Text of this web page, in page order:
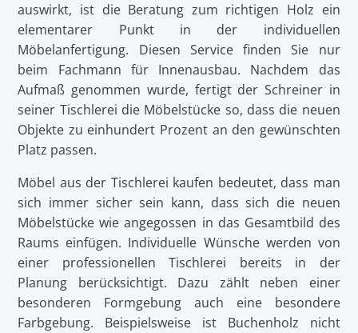
auswirkt, ist die Beratung zum richtigen Holz ein
elementarer Punkt in der individuellen
Möbelanfertigung. Diesen Service finden Sie nur
beim Fachmann für Innenausbau. Nachdem das
Aufmaß genommen wurde, fertigt der Schreiner in
seiner Tischlerei die Möbelstücke so, dass die neuen
Objekte zu einhundert Prozent an den gewünschten
Platz passen.
Möbel aus der Tischlerei kaufen bedeutet, dass man
sich immer sicher sein kann, dass sich die neuen
Möbelstücke wie angegossen in das Gesamtbild des
Raums einfügen. Individuelle Wünsche werden von
einer professionellen Tischlerei bereits in der
Planung berücksichtigt. Dazu zählt neben einer
besonderen Formgebung auch eine besondere
Farbgebung. Beispielsweise ist Buchenholz nicht